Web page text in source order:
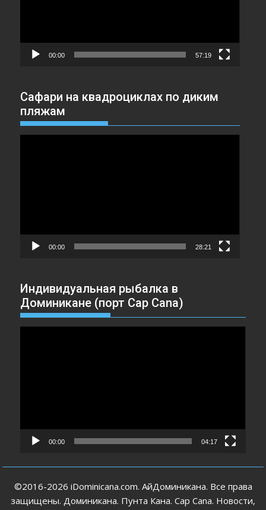
00:00 57:19
Сафари на квадроциклах по диким
пляжам
00:00 28:21
Индивидуальная рыбалка в
Доминикане (порт Cap Cana)
00:00 04:17
©2016-2026 iDominicana.com. АйДоминикана. Все права
защищены. Доминикана. Пунта Кана. Cap Cana. Новости,